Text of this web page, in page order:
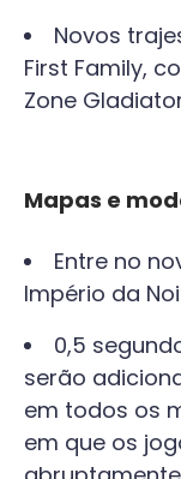
Novos
First Family,
Zone
Mapas e
Entre no
Império da
0,5
serão
em todos os
em que os